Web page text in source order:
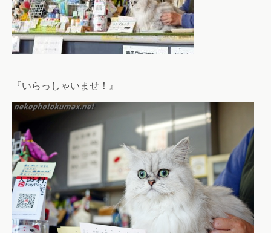
『いらっしゃいませ！』